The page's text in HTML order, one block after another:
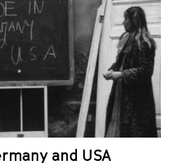
k
t
s
e
r
and USA